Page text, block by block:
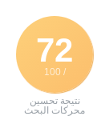
72
/ 100
نتيجة تحسين
محركات البحث